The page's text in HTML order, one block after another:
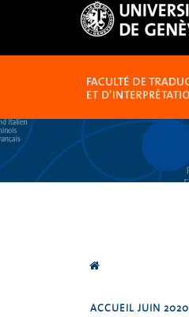
ACCUEIL JUIN 2020